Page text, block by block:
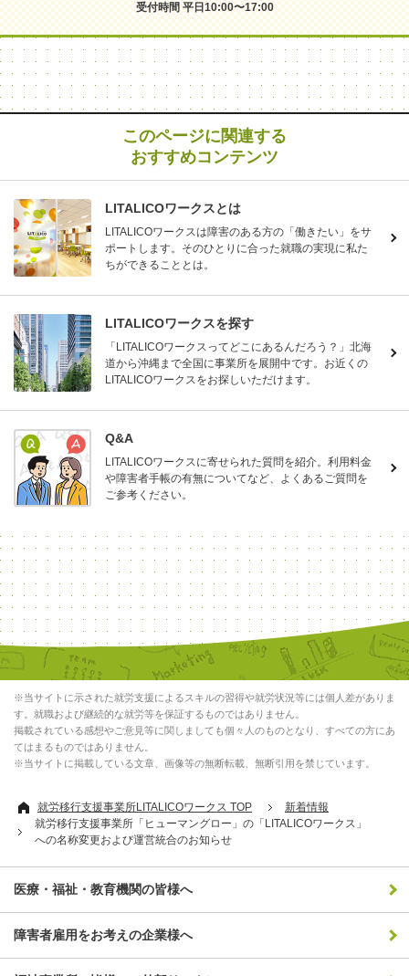
受付時間 平日10:00〜17:00
このページに関連する
おすすめコンテンツ
LITALICOワークスとは
LITALICOワークスは障害のある方の「働きたい」をサ
ポートします。そのひとりに合った就職の実現に私た
ちができることとは。
LITALICOワークスを探す
「LITALICOワークスってどこにあるんだろう？」北海
道から沖縄まで全国に事業所を展開中です。お近くの
LITALICOワークスをお探しいただけます。
Q&A
LITALICOワークスに寄せられた質問を紹介。利用料金
や障害者手帳の有無についてなど、よくあるご質問を
ご参考ください。
※当サイトに示された就労支援によるスキルの習得や就労状況等には個人差がありま
す。就職および継続的な就労等を保証するものではありません。
掲載されている感想やご意見等に関しましても個々人のものとなり、すべての方にあ
てはまるものではありません。
※当サイトに掲載している文章、画像等の無断転載、無断引用を禁じています。
就労移行支援事業所LITALICOワークス TOP
新着情報
就労移行支援事業所「ヒューマングロー」の「LITALICOワークス」
への名称変更および運営統合のお知らせ
医療・福祉・教育機関の皆様へ
障害者雇用をお考えの企業様へ